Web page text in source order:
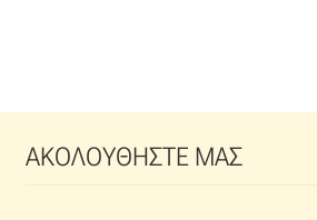
να
ΑΚΟΛΟΥΘΗΣΤΕ ΜΑΣ